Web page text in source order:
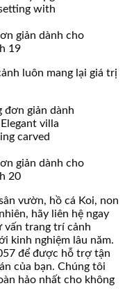
giản dành cho
19
luôn mang lại giá trị
giản dành cho
20
vườn, hồ cá Koi, non
hãy liên hệ ngay
vấn trang trí cảnh
kinh nghiệm lâu năm.
để được hỗ trợ tận
của bạn. Chúng tôi
hảo nhất cho không